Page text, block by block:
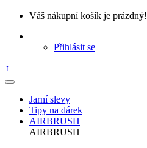
Váš nákupní košík je prázdný!
Přihlásit se
↑
Jarní slevy
Tipy na dárek
AIRBRUSH
AIRBRUSH